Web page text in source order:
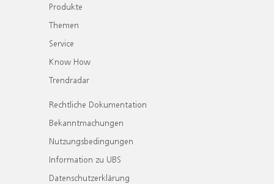
Produkte
Themen
Service
Know How
Trendradar
Rechtliche Dokumentation
Bekanntmachungen
Nutzungsbedingungen
Information zu UBS
Datenschutzerklärung